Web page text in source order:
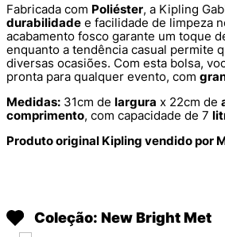
Fabricada com Poliéster, a Kipling
durabilidade e facilidade de limpeza
acabamento fosco garante um toque
enquanto a tendência casual permite
diversas ocasiões. Com esta bolsa,
pronta para qualquer evento, com
Medidas: 31cm de largura x 22cm de
comprimento, com capacidade de 7
Produto original Kipling vendido por
Coleção: New Bright Met